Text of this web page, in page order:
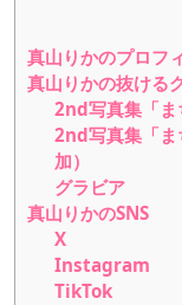
真山りかのプロフ
真山りかの抜ける
2nd写真集「ま
2nd写真集「
加）
グラビア
真山りかのSNS
X
Instagram
TikTok